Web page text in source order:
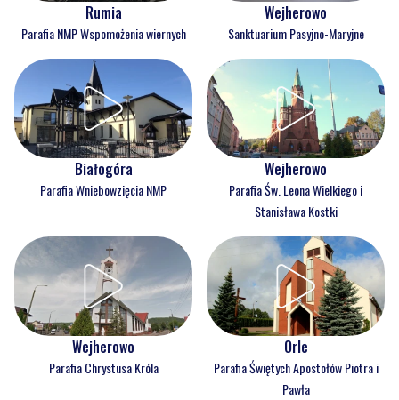
Rumia
Parafia NMP Wspomożenia wiernych
Wejherowo
Sanktuarium Pasyjno-Maryjne
Białogóra
Parafia Wniebowzięcia NMP
Wejherowo
Parafia Św. Leona Wielkiego i
Stanisława Kostki
Wejherowo
Parafia Chrystusa Króla
Orle
Parafia Świętych Apostołów Piotra i
Pawła